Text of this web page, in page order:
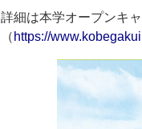
詳細は本学オープンキ
（ https://